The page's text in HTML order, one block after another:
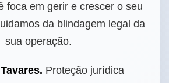
foca em gerir e crescer o seu
da blindagem legal da
sua operação.
Proteção jurídica